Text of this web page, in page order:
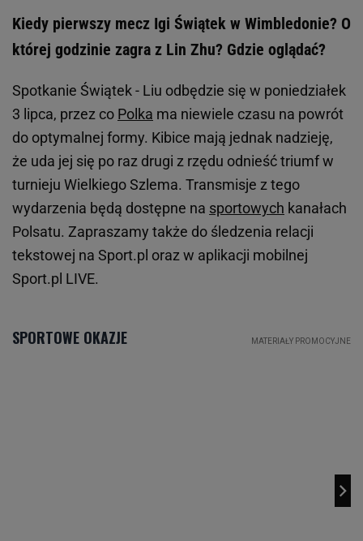
Kiedy pierwszy mecz Igi Świątek w Wimbledonie? O
której godzinie zagra z Lin Zhu? Gdzie oglądać?
Spotkanie Świątek - Liu odbędzie się w poniedziałek
3 lipca, przez co Polka ma niewiele czasu na powrót
do optymalnej formy. Kibice mają jednak nadzieję,
że uda jej się po raz drugi z rzędu odnieść triumf w
turnieju Wielkiego Szlema. Transmisje z tego
wydarzenia będą dostępne na sportowych kanałach
Polsatu. Zapraszamy także do śledzenia relacji
tekstowej na Sport.pl oraz w aplikacji mobilnej
Sport.pl LIVE.